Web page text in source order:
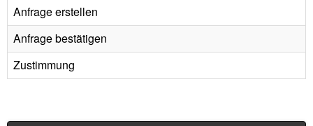
Anfrage erstellen
Anfrage bestätigen
Zustimmung